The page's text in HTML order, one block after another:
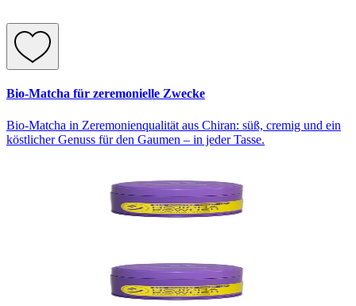
Bio-Matcha für zeremonielle Zwecke
Bio-Matcha in Zeremonienqualität aus Chiran: süß, cremig und ein
köstlicher Genuss für den Gaumen – in jeder Tasse.